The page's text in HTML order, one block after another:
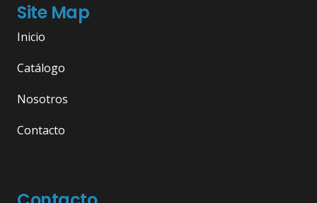
Site Map
Inicio
Catálogo
Nosotros
Contacto